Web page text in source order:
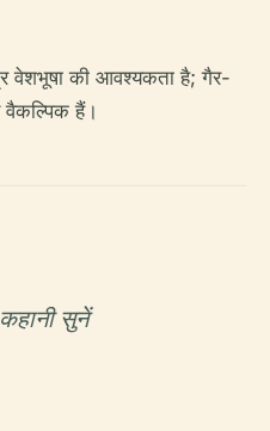
वेशभूषा की आवश्यकता है; गैर-
वैकल्पिक हैं।
सुनें